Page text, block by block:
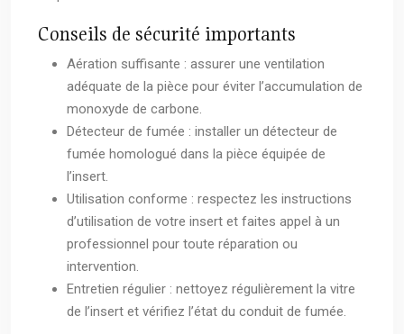
Conseils de sécurité importants
Aération suffisante : assurer une ventilation
adéquate de la pièce pour éviter l’accumulation de
monoxyde de carbone.
Détecteur de fumée : installer un détecteur de
fumée homologué dans la pièce équipée de
l’insert.
Utilisation conforme : respectez les instructions
d’utilisation de votre insert et faites appel à un
professionnel pour toute réparation ou
intervention.
Entretien régulier : nettoyez régulièrement la vitre
de l’insert et vérifiez l’état du conduit de fumée.